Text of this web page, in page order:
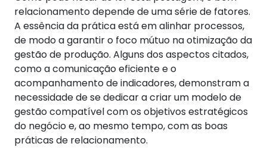
relacionamento depende de uma série de fatores.
A essência da prática está em alinhar processos,
de modo a garantir o foco mútuo na otimização da
gestão de produção. Alguns dos aspectos citados,
como a comunicação eficiente e o
acompanhamento de indicadores, demonstram a
necessidade de se dedicar a criar um modelo de
gestão compatível com os objetivos estratégicos
do negócio e, ao mesmo tempo, com as boas
práticas de relacionamento.